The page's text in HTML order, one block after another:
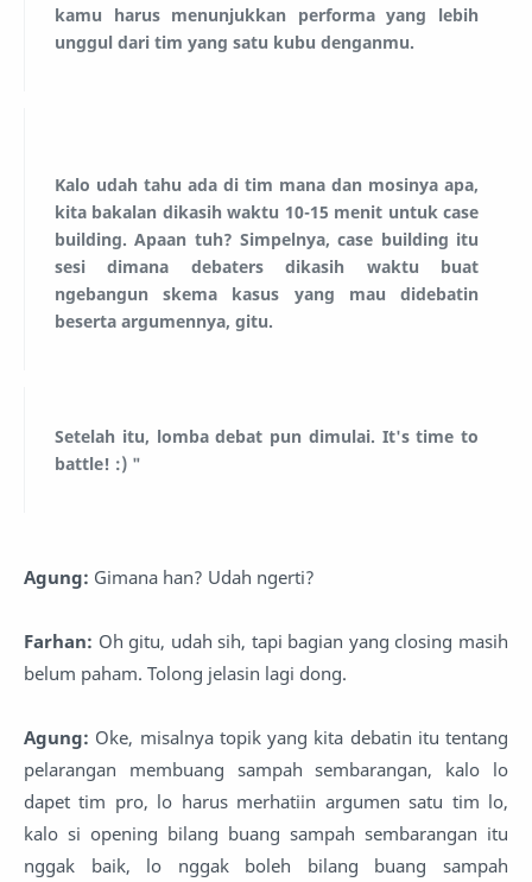
kamu harus menunjukkan performa yang lebih
unggul dari tim yang satu kubu denganmu.
Kalo udah tahu ada di tim mana dan mosinya apa,
kita bakalan dikasih waktu 10-15 menit untuk case
building. Apaan tuh? Simpelnya, case building itu
sesi dimana debaters dikasih waktu buat
ngebangun skema kasus yang mau didebatin
beserta argumennya, gitu.
Setelah itu, lomba debat pun dimulai. It's time to
battle! :) "
Agung: Gimana han? Udah ngerti?
Farhan: Oh gitu, udah sih, tapi bagian yang closing masih
belum paham. Tolong jelasin lagi dong.
Agung: Oke, misalnya topik yang kita debatin itu tentang
pelarangan membuang sampah sembarangan, kalo lo
dapet tim pro, lo harus merhatiin argumen satu tim lo,
kalo si opening bilang buang sampah sembarangan itu
nggak baik, lo nggak boleh bilang buang sampah